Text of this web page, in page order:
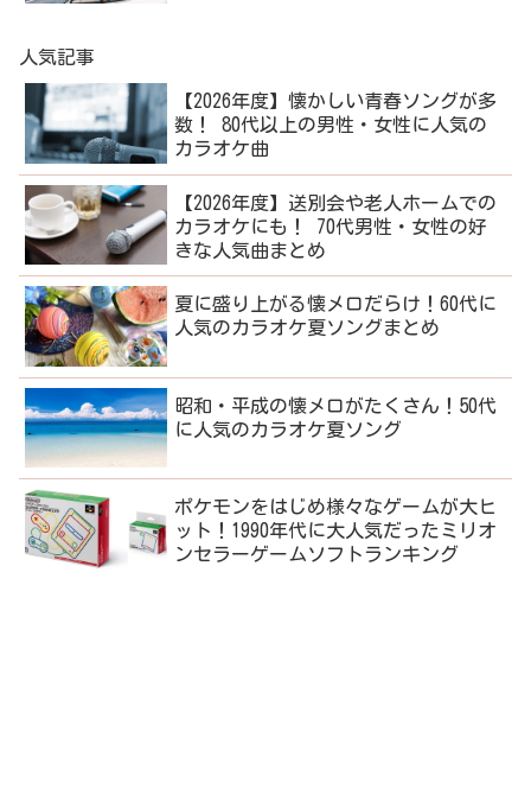
人気記事
【2026年度】懐かしい青春ソングが多
数！ 80代以上の男性・女性に人気の
カラオケ曲
【2026年度】送別会や老人ホームでの
カラオケにも！ 70代男性・女性の好
きな人気曲まとめ
夏に盛り上がる懐メロだらけ！60代に
人気のカラオケ夏ソングまとめ
昭和・平成の懐メロがたくさん！50代
に人気のカラオケ夏ソング
ポケモンをはじめ様々なゲームが大ヒ
ット！1990年代に大人気だったミリオ
ンセラーゲームソフトランキング